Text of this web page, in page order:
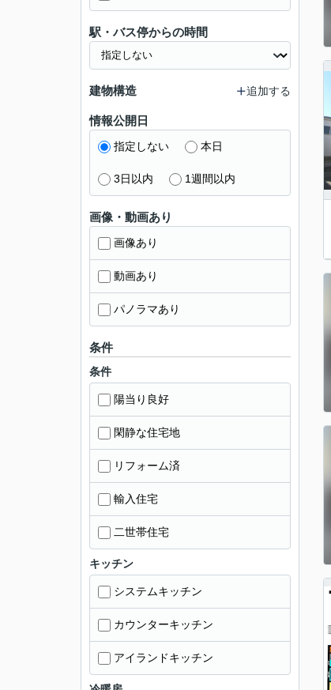
駅・バス停からの時間
建物構造 追加する
情報公開日
指定しない 本日
3日以内 1週間以内
画像・動画あり
画像あり
動画あり
パノラマあり
条件
条件
陽当り良好
閑静な住宅地
リフォーム済
輸入住宅
二世帯住宅
キッチン
システムキッチン
カウンターキッチン
アイランドキッチン